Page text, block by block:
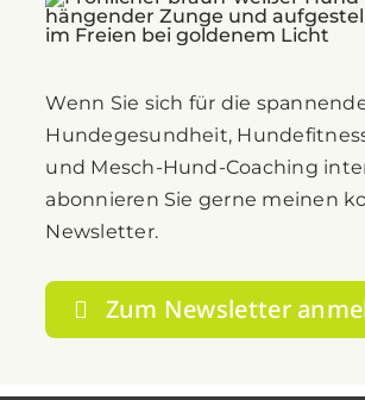
Wenn Sie sich für die
Hundegesundheit,
und Mesch-Hund-Coaching
abonnieren Sie gerne meinen
Newsletter.
Zum Newsletter